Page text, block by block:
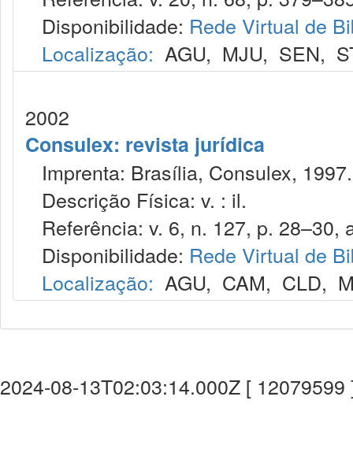
Disponibilidade: Rede Virtual de
Localização: AGU, MJU, SEN,
2002
Consulex: revista jurídica
Imprenta: Brasília, Consulex, 1997.
Descrição Física: v. : il.
Referência: v. 6, n. 127, p. 28–30,
Disponibilidade: Rede Virtual de
Localização: AGU, CAM, CLD,
2024-08-13T02:03:14.000Z [ 12079599